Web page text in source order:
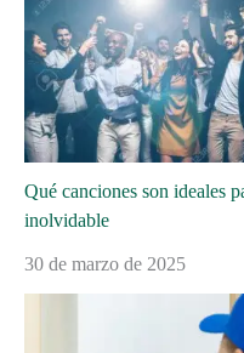
Qué canciones son ideales
inolvidable
30 de marzo de 2025